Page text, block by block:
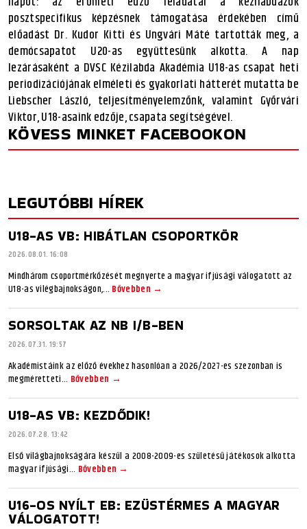
posztspecifikus képzésnek támogatása érdekében című
előadást Dr. Kudor Kitti és Ungvári Máté tartották meg, a
demócsapatot U20-as együttesünk alkotta. A nap
lezárásaként a DVSC Kézilabda Akadémia U18-as csapat heti
periodizációjának elméleti és gyakorlati hátterét mutatta be
Liebscher László, teljesítményelemzőnk, valamint Győrvári
Viktor, U18-asaink edzője, csapata segítségével.
KÖVESS MINKET FACEBOOKON
LEGUTÓBBI HÍREK
U18-AS VB: HIBÁTLAN CSOPORTKÖR
2026.08.01. 16:08
Mindhárom csoportmérkőzését megnyerte a magyar ifjúsági válogatott az
U18-as vilégbajnokságon,... Bővebben →
SORSOLTAK AZ NB I/B-BEN
2026.07.31. 19:57
Akadémistáink az előző évekhez hasonlóan a 2026/2027-es szezonban is
megméretteti... Bővebben →
U18-AS VB: KEZDŐDIK!
2026.07.28. 13:42
Első világbajnokságára készül a 2008-2009-es születésű játékosok alkotta
magyar ifjúsági... Bővebben →
U16-OS NYÍLT EB: EZÜSTÉRMES A MAGYAR
VÁLOGATOTT!